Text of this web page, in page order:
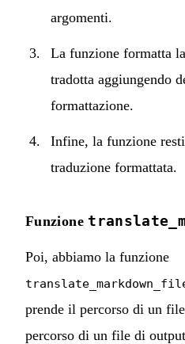
argomenti.
La funzione formatta
tradotta aggiungendo
formattazione.
Infine, la funzione
traduzione formattata.
Funzione
Poi, abbiamo la funzione
prende il percorso di un
percorso di un file di